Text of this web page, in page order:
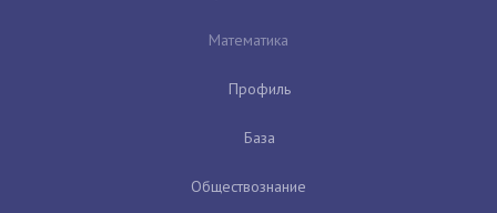
Математика
Профиль
База
Обществознание